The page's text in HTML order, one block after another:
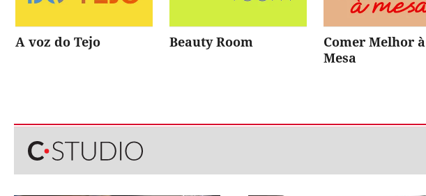
A voz do Tejo Beauty Room
Comer Melhor à
Mesa